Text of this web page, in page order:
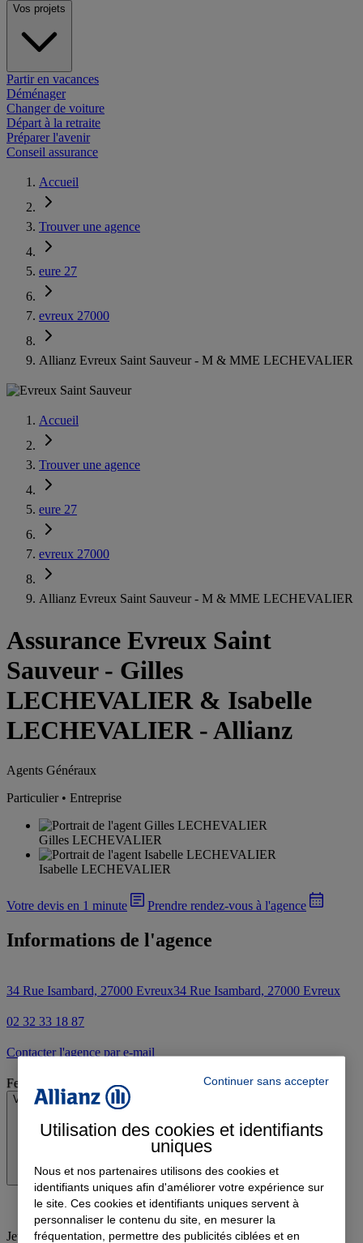
Vos projets
Partir en vacances
Déménager
Changer de voiture
Départ à la retraite
Préparer l'avenir
Conseil assurance
Accueil
Trouver une agence
eure 27
evreux 27000
Allianz Evreux Saint Sauveur - M & MME LECHEVALIER
Accueil
Trouver une agence
eure 27
evreux 27000
Allianz Evreux Saint Sauveur - M & MME LECHEVALIER
Assurance Evreux Saint
Sauveur- Gilles
LECHEVALIER & Isabelle
LECHEVALIER - Allianz
Agents Généraux
Particulier • Entreprise
Gilles LECHEVALIER
Isabelle LECHEVALIER
Votre devis en 1 minute Prendre rendez-vous à l'agence
Informations de l'agence
34 Rue Isambard, 27000 Evreux34 Rue Isambard, 27000 Evreux
02 32 33 18 87
Contacter l'agence par e-mail
Fermé
Voir les horaires
Jeudi : 09:00-12:00, 14:00-18:00
Continuer sans accepter
Utilisation des cookies et identifiants
uniques
Nous et nos partenaires utilisons des cookies et
identifiants uniques afin d'améliorer votre expérience sur
le site. Ces cookies et identifiants uniques servent à
personnaliser le contenu du site, en mesurer la
fréquentation, permettre des publicités ciblées et en